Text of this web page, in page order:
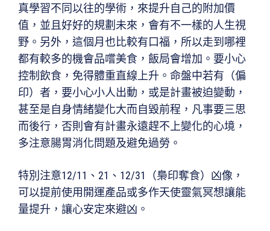
真學習不同以往的學術，來提升自己的附加價
值，並且好好的規劃未來，會有不一樣的人生視
野。另外，這個月也比較有口福，所以走到哪裡
都有較多的機會品嚐美食，飯局會增加。要小心
控制飲食，免得體重直線上升。命盤中若有（偏
印）者，要小心小人出動，或是計畫被迫變動，
甚至是自身情緒變化大而自毀前程，凡事要三思
而後行，否則會有計畫永遠趕不上變化的心境，
多注意腸胃消化問題及避免過勞。
特別注意12/11、21、12/31（梟印奪食）凶像，
可以提前使用開運產品或多作天使靈氣冥想讓能
量提升，讓心安定來避凶。